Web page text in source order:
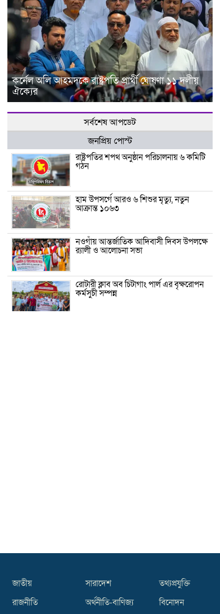
কর্নেল অলি আহমদকে রাষ্ট্রপতি প্রার্থী ঘোষণা ১১ দলীয়
ঐক্যের
সর্বশেষ আপডেট
জনপ্রিয় পোস্ট
রাষ্ট্রপতির শপথ অনুষ্ঠান পরিচালনায় ৬ কমিটি
গঠন
হাম উপসর্গে আরও ৬ শিশুর মৃত্যু, নতুন
আক্রান্ত ১০৬৩
নওগাঁয় আন্তর্জাতিক আদিবাসী দিবস উপলক্ষে
র‍্যালী ও আলোচনা সভা
রোটারী ক্লাব অব চিটাগাং পার্ল এর বৃক্ষরোপন
কর্মসুচী সম্পন্ন
করে কমিটি অনুমোদন
জাতীয়
রাজনীতি
সারাদেশ
অর্থনীতি-বাণিজ্য
তথ্যপ্রযুক্তি
বিনোদন